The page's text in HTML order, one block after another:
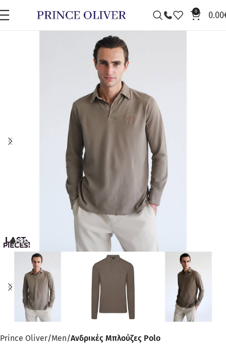
0 0.00
Prince Oliver Men Ανδρικές Μπλούζες Polo